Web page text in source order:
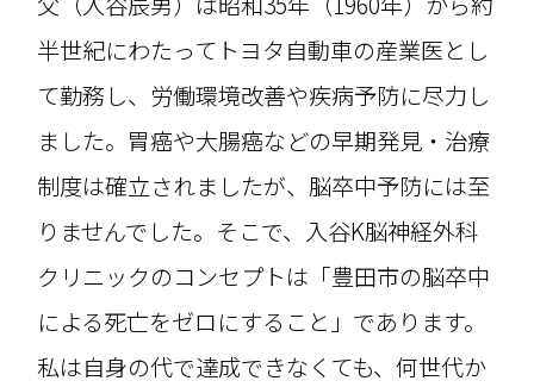
半世紀にわたってトヨタ自動車の産業医とし
て勤務し、労働環境改善や疾病予防に尽力し
ました。胃癌や大腸癌などの早期発見・治療
制度は確立されましたが、脳卒中予防には至
りませんでした。そこで、入谷K脳神経外科
クリニックのコンセプトは「豊田市の脳卒中
による死亡をゼロにすること」であります。
私は自身の代で達成できなくても、何世代か